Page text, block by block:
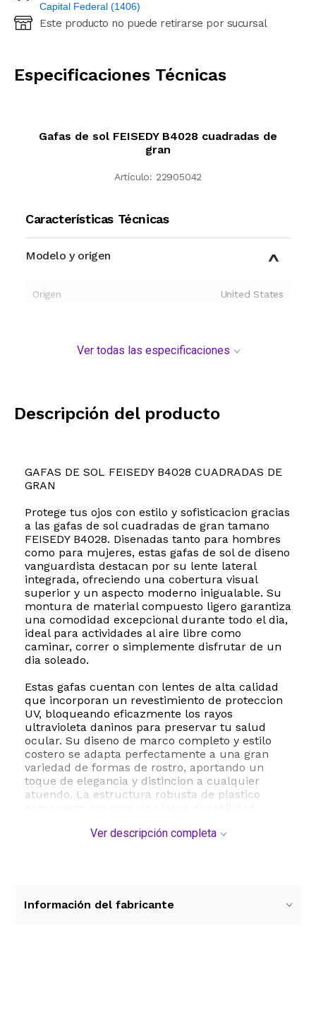
Capital Federal (1406)
Ingresá código postal (sólo números)
Este producto no puede retirarse por sucursal
Especificaciones Técnicas
Gafas de sol FEISEDY B4028 cuadradas de
gran
Artículo: 22905042
Características Técnicas
Modelo y origen
Origen United States
Ver todas las especificaciones
Descripción del producto
GAFAS DE SOL FEISEDY B4028 CUADRADAS DE
GRAN
Protege tus ojos con estilo y sofisticacion gracias
a las gafas de sol cuadradas de gran tamano
FEISEDY B4028. Disenadas tanto para hombres
como para mujeres, estas gafas de sol de diseno
vanguardista destacan por su lente lateral
integrada, ofreciendo una cobertura visual
superior y un aspecto moderno inigualable. Su
montura de material compuesto ligero garantiza
una comodidad excepcional durante todo el dia,
ideal para actividades al aire libre como
caminar, correr o simplemente disfrutar de un
dia soleado.
Estas gafas cuentan con lentes de alta calidad
que incorporan un revestimiento de proteccion
UV, bloqueando eficazmente los rayos
ultravioleta daninos para preservar tu salud
ocular. Su diseno de marco completo y estilo
costero se adapta perfectamente a una gran
variedad de formas de rostro, aportando un
toque de elegancia y distincion a cualquier
atuendo. La estructura robusta de plastico
ni su atractivo estetico.
seguro. Para mantenerlas en perfectas
Ver descripción completa
Información del fabricante